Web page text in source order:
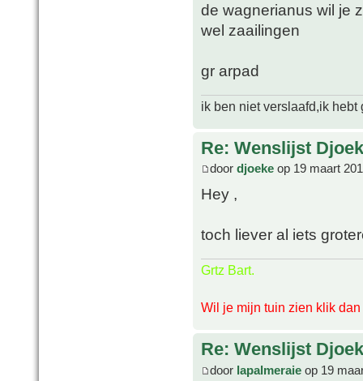
de wagnerianus wil je
wel zaailingen
gr arpad
ik ben niet verslaafd,ik
Re: Wenslijst
door djoeke op 19 maart
Hey ,
toch liever al iets
Grtz Bart.
Wil je mijn tuin zien klik dan
Re: Wenslijst
door lapalmeraie op 19